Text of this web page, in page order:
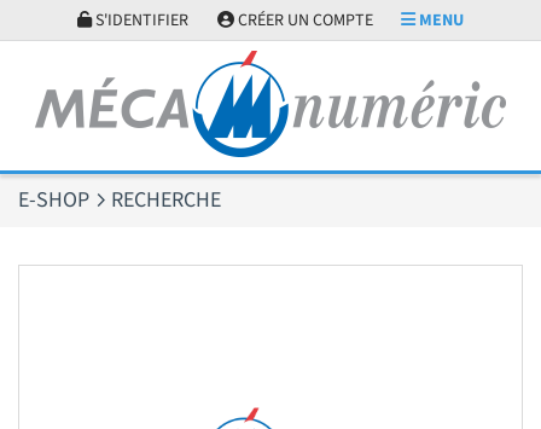
S'IDENTIFIER CRÉER UN COMPTE MENU
E-SHOP RECHERCHE
Panneau de gestion des cookies